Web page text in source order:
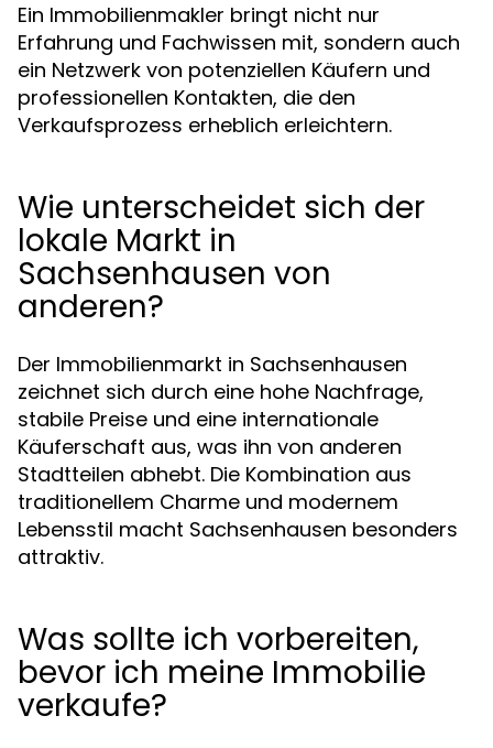
Ein Immobilienmakler bringt nicht nur
Erfahrung und Fachwissen mit, sondern auch
ein Netzwerk von potenziellen Käufern und
professionellen Kontakten, die den
Verkaufsprozess erheblich erleichtern.
Wie unterscheidet sich der
lokale Markt in
Sachsenhausen von
anderen?
Der Immobilienmarkt in Sachsenhausen
zeichnet sich durch eine hohe Nachfrage,
stabile Preise und eine internationale
Käuferschaft aus, was ihn von anderen
Stadtteilen abhebt. Die Kombination aus
traditionellem Charme und modernem
Lebensstil macht Sachsenhausen besonders
attraktiv.
Was sollte ich vorbereiten,
bevor ich meine Immobilie
verkaufe?